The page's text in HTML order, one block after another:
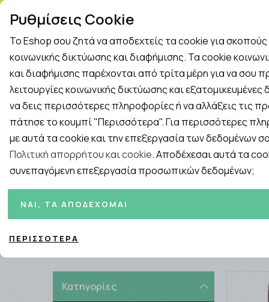
Rapid Test Γρίπη - Κρυολόγημα
Εταιρείες ΓΥΝΑΙΚΑ ΑΝΔΡΑΣ ΜΗΤΕΡΑ
Αρχική / ΓΥΝΑΙΚΑ Περιποίηση Μαλλιών
Ταξινόμηση Προβολή Σελίδες:
Κατηγορίες
Ρυθμίσεις Cookie
Το Eshop σου ζητά να αποδεχτείς τα cookie για
κοινωνικής δικτύωσης και διαφήμισης. Τα cookie
και διαφήμισης παρέχονται από τρίτα μέρη για να σου
λειτουργίες κοινωνικής δικτύωσης και εξατομικευμένες
να δεις περισσότερες πληροφορίες ή να αλλάξεις τις
πάτησε το κουμπί "Περισσότερα". Για περισσότερες
με αυτά τα cookie και την επεξεργασία των δεδομένων
Πολιτική απορρήτου και cookie. Αποδέχεσαι αυτά τα
συνεπαγόμενη επεξεργασία προσωπικών δεδομένων;
ΝΑΙ, ΤΑ ΑΠΟΔΈΧΟΜΑΙ
ΠΕΡΙΣΣΌΤΕΡΑ